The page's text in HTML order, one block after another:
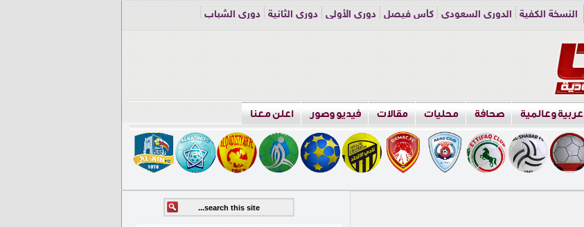
النسخة الكفية الدوري السعودي كأس فيصل دوري الأولى دوري الثانية
دوري الشباب
عربية وعالمية صحافة محليات مقالات فيديو وصور اعلن معنا